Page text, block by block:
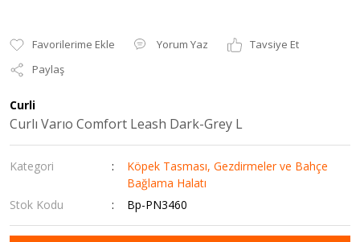
Yorum Yaz
Tavsiye Et
Paylaş
Curli
Curlı Varıo Comfort Leash Dark-Grey L
Kategori
Köpek Tasması, Gezdirmeler ve Bahçe
Bağlama Halatı
Stok Kodu
Bp-PN3460